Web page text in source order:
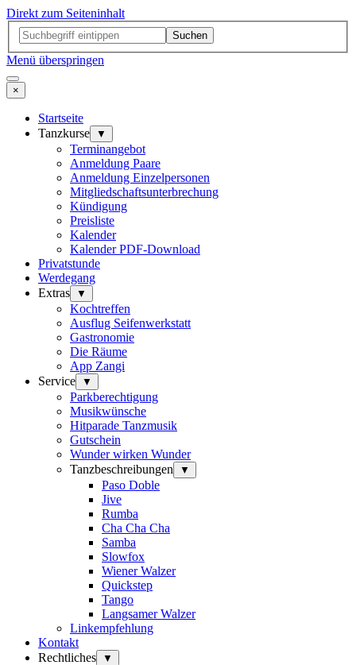
Direkt zum Seiteninhalt
Suchen
Menü überspringen
×
Startseite
Tanzkurse
▼
Terminangebot
Anmeldung Paare
Anmeldung Einzelpersonen
Mitgliedschaftsunterbrechung
Kündigung
Preisliste
Kalender
Kalender PDF-Download
Privatstunde
Werdegang
Extras
▼
Kochtreffen
Ausflug Seifenwerkstatt
Gastronomie
Die Räume
App Zangi
Service
▼
Parkberechtigung
Musikwünsche
Hitparade Tanzmusik
Gutschein
Wunder wirken Wunder
Tanzbeschreibungen
▼
Paso Doble
Jive
Rumba
Cha Cha Cha
Samba
Slowfox
Wiener Walzer
Quickstep
Tango
Langsamer Walzer
Linkempfehlung
Kontakt
Rechtliches
▼